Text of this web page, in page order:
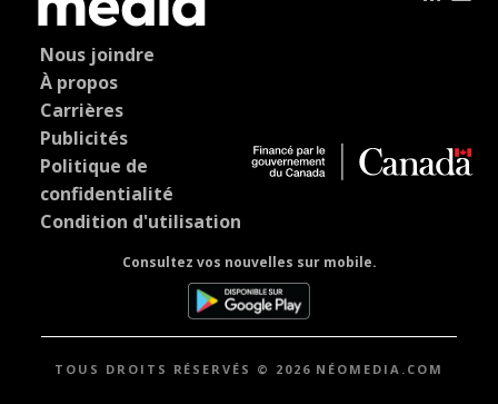
Nous joindre
À propos
Carrières
Publicités
Politique de
confidentialité
Condition d'utilisation
Consultez vos nouvelles sur mobile.
TOUS DROITS RÉSERVÉS © 2026 NÉOMEDIA.COM